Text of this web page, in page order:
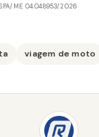
ME 04.048953/2026
viagem de moto